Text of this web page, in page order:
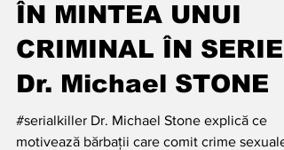
ÎN MINTEA UNUI
CRIMINAL ÎN SERIE
Dr. Michael STONE
#serialkiller Dr. Michael Stone explică ce
motivează bărbații care comit crime sexuale